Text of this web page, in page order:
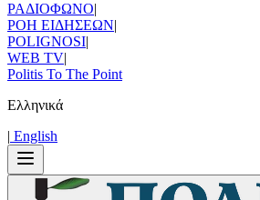
ΡΑΔΙΟΦΩΝΟ|
ΡΟΗ ΕΙΔΗΣΕΩΝ|
POLIGNOSI|
WEB TV|
Politis To The Point
Ελληνικά
| Εnglish